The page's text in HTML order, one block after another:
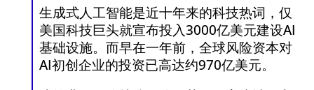
生成式人工智能是近十年来的科技热词，仅
美国科技巨头就宣布投入3000亿美元建设AI
基础设施。而早在一年前，全球风险资本对
AI初创企业的投资已高达约970亿美元。